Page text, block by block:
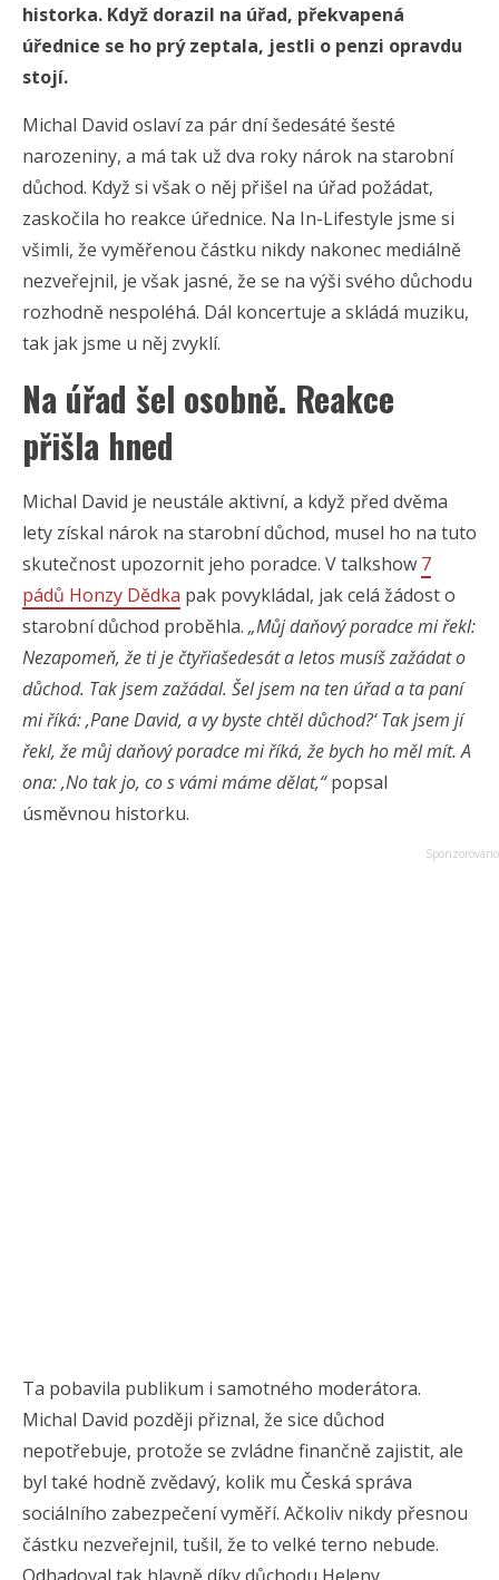
historka. Když dorazil na úřad, překvapená
úřednice se ho prý zeptala, jestli o penzi opravdu
stojí.
Michal David oslaví za pár dní šedesáté šesté
narozeniny, a má tak už dva roky nárok na starobní
důchod. Když si však o něj přišel na úřad požádat,
zaskočila ho reakce úřednice. Na In-Lifestyle jsme si
všimli, že vyměřenou částku nikdy nakonec mediálně
nezveřejnil, je však jasné, že se na výši svého důchodu
rozhodně nespoléhá. Dál koncertuje a skládá muziku,
tak jak jsme u něj zvyklí.
Na úřad šel osobně. Reakce
přišla hned
Michal David je neustále aktivní, a když před dvěma
lety získal nárok na starobní důchod, musel ho na tuto
skutečnost upozornit jeho poradce. V talkshow 7
pádů Honzy Dědka pak povykládal, jak celá žádost o
starobní důchod proběhla. „Můj daňový poradce mi řekl:
Nezapomeň, že ti je čtyřiašedesát a letos musíš zažádat o
důchod. Tak jsem zažádal. Šel jsem na ten úřad a ta paní
mi říká: ‚Pane David, a vy byste chtěl důchod?‘ Tak jsem jí
řekl, že můj daňový poradce mi říká, že bych ho měl mít. A
ona: ‚No tak jo, co s vámi máme dělat,“popsal
úsměvnou historku.
Ta pobavila publikum i samotného moderátora.
Michal David později přiznal, že sice důchod
nepotřebuje, protože se zvládne finančně zajistit, ale
byl také hodně zvědavý, kolik mu Česká správa
sociálního zabezpečení vyměří. Ačkoliv nikdy přesnou
částku nezveřejnil, tušil, že to velké terno nebude.
Odhadoval tak hlavně díky důchodu Heleny